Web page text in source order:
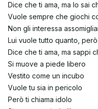
Dice che ti ama, ma lo sai
Vuole sempre che giochi
Non gli interessa
Lui vuole tutto quanto, però
Dice che ti ama, ma sappi
Si muove a piede libero
Vestito come un incubo
Vuole tu sia in pericolo
Però ti chiama idolo